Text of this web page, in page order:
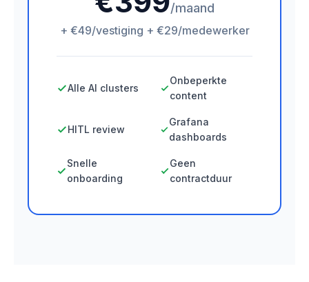
/maand
+ €49/vestiging + €29/medewerker
Alle AI clusters
Onbeperkte
content
HITL review
Grafana
dashboards
Snelle
onboarding
Geen
contractduur